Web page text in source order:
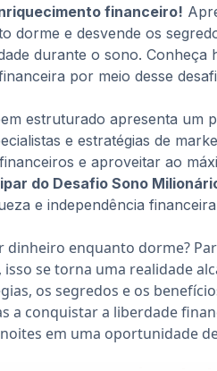
financeiro!
dorme e desvende os
durante o sono. Conheça
por meio desse
estruturado apresenta um
e estratégias de
e aproveitar ao
do Desafio Sono
e independência
dinheiro enquanto dorme?
se torna uma realidade
os segredos e os
a conquistar a liberdade
em uma oportunidade